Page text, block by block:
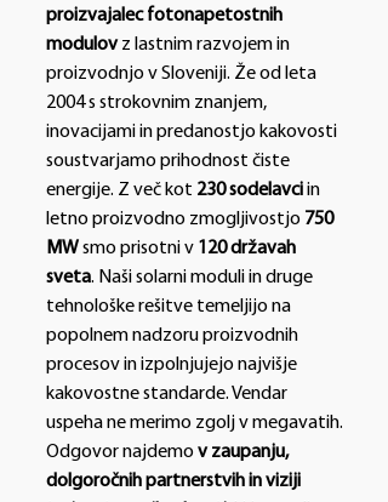
proizvajalec fotonapetostnih
modulovz lastnim razvojem in
proizvodnjo v Sloveniji. Že od leta
2004 s strokovnim znanjem,
inovacijami in predanostjo kakovosti
soustvarjamo prihodnost čiste
energije. Z več kot 230 sodelavciin
letno proizvodno zmogljivostjo 750
MWsmo prisotni v 120 državah
sveta. Naši solarni moduli in druge
tehnološke rešitve temeljijo na
popolnem nadzoru proizvodnih
procesov in izpolnjujejo najvišje
kakovostne standarde. Vendar
uspeha ne merimo zgolj v megavatih.
Odgovor najdemo v zaupanju,
dolgoročnih partnerstvih in viziji